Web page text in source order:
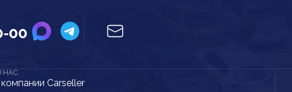
00
НАС
Carseller